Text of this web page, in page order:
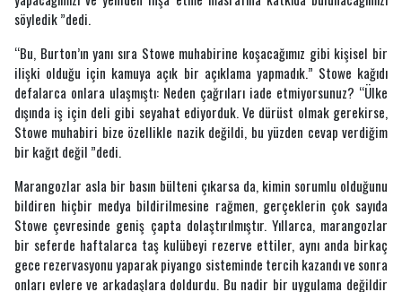
söyledik ”dedi.
“Bu, Burton’ın yanı sıra Stowe muhabirine koşacağımız gibi kişisel bir
ilişki olduğu için kamuya açık bir açıklama yapmadık.” Stowe kağıdı
defalarca onlara ulaşmıştı: Neden çağrıları iade etmiyorsunuz? “Ülke
dışında iş için deli gibi seyahat ediyorduk. Ve dürüst olmak gerekirse,
Stowe muhabiri bize özellikle nazik değildi, bu yüzden cevap verdiğim
bir kağıt değil ”dedi.
Marangozlar asla bir basın bülteni çıkarsa da, kimin sorumlu olduğunu
bildiren hiçbir medya bildirilmesine rağmen, gerçeklerin çok sayıda
Stowe çevresinde geniş çapta dolaştırılmıştır. Yıllarca, marangozlar
bir seferde haftalarca taş kulübeyi rezerve ettiler, aynı anda birkaç
gece rezervasyonu yaparak piyango sisteminde tercih kazandı ve sonra
onları evlere ve arkadaşlara doldurdu. Bu nadir bir uygulama değildir